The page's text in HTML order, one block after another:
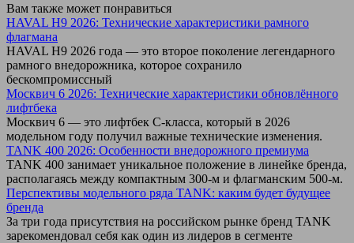
Вам также может понравиться
HAVAL H9 2026: Технические характеристики рамного
флагмана
HAVAL H9 2026 года — это второе поколение легендарного
рамного внедорожника, которое сохранило
бескомпромиссный
Москвич 6 2026: Технические характеристики обновлённого
лифтбека
Москвич 6 — это лифтбек C-класса, который в 2026
модельном году получил важные технические изменения.
TANK 400 2026: Особенности внедорожного премиума
TANK 400 занимает уникальное положение в линейке бренда,
располагаясь между компактным 300-м и флагманским 500-м.
Перспективы модельного ряда TANK: каким будет будущее
бренда
За три года присутствия на российском рынке бренд TANK
зарекомендовал себя как один из лидеров в сегменте